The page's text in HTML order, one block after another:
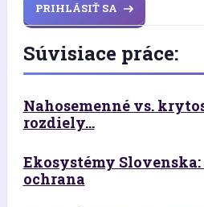
PRIHLÁSIŤ SA
Súvisiace práce:
Nahosemenné vs.
rozdiely...
Ekosystémy
ochrana